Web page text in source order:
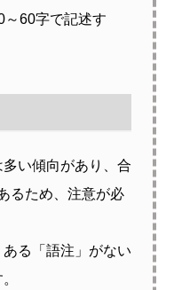
～60字で記述す
い傾向があり、合
るため、注意が必
る「語注」がない